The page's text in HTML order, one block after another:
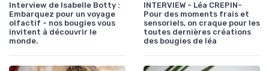
Interview de Isabelle Botty :
Embarquez pour un voyage
olfactif - nos bougies vous
invitent à découvrir le
monde.
INTERVIEW - Léa CREPIN-
Pour des moments frais et
sensoriels, on craque pour les
toutes dernières créations
des bougies de léa